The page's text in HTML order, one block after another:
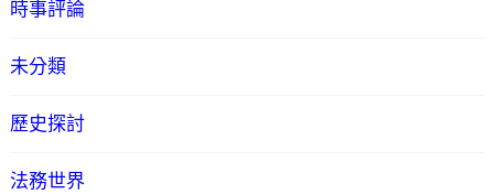
時事評論
未分類
歷史探討
法務世界